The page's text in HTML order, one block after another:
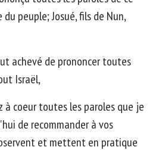
peuple; Josué, fils de Nun,
achevé de prononcer toutes
Israël,
à coeur toutes les paroles que je
de recommander à vos
et mettent en pratique